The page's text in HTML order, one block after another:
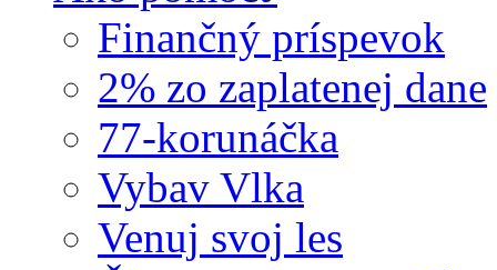
Finančný príspevok
2% zo zaplatenej dane
77-korunáčka
Vybav Vlka
Venuj svoj les